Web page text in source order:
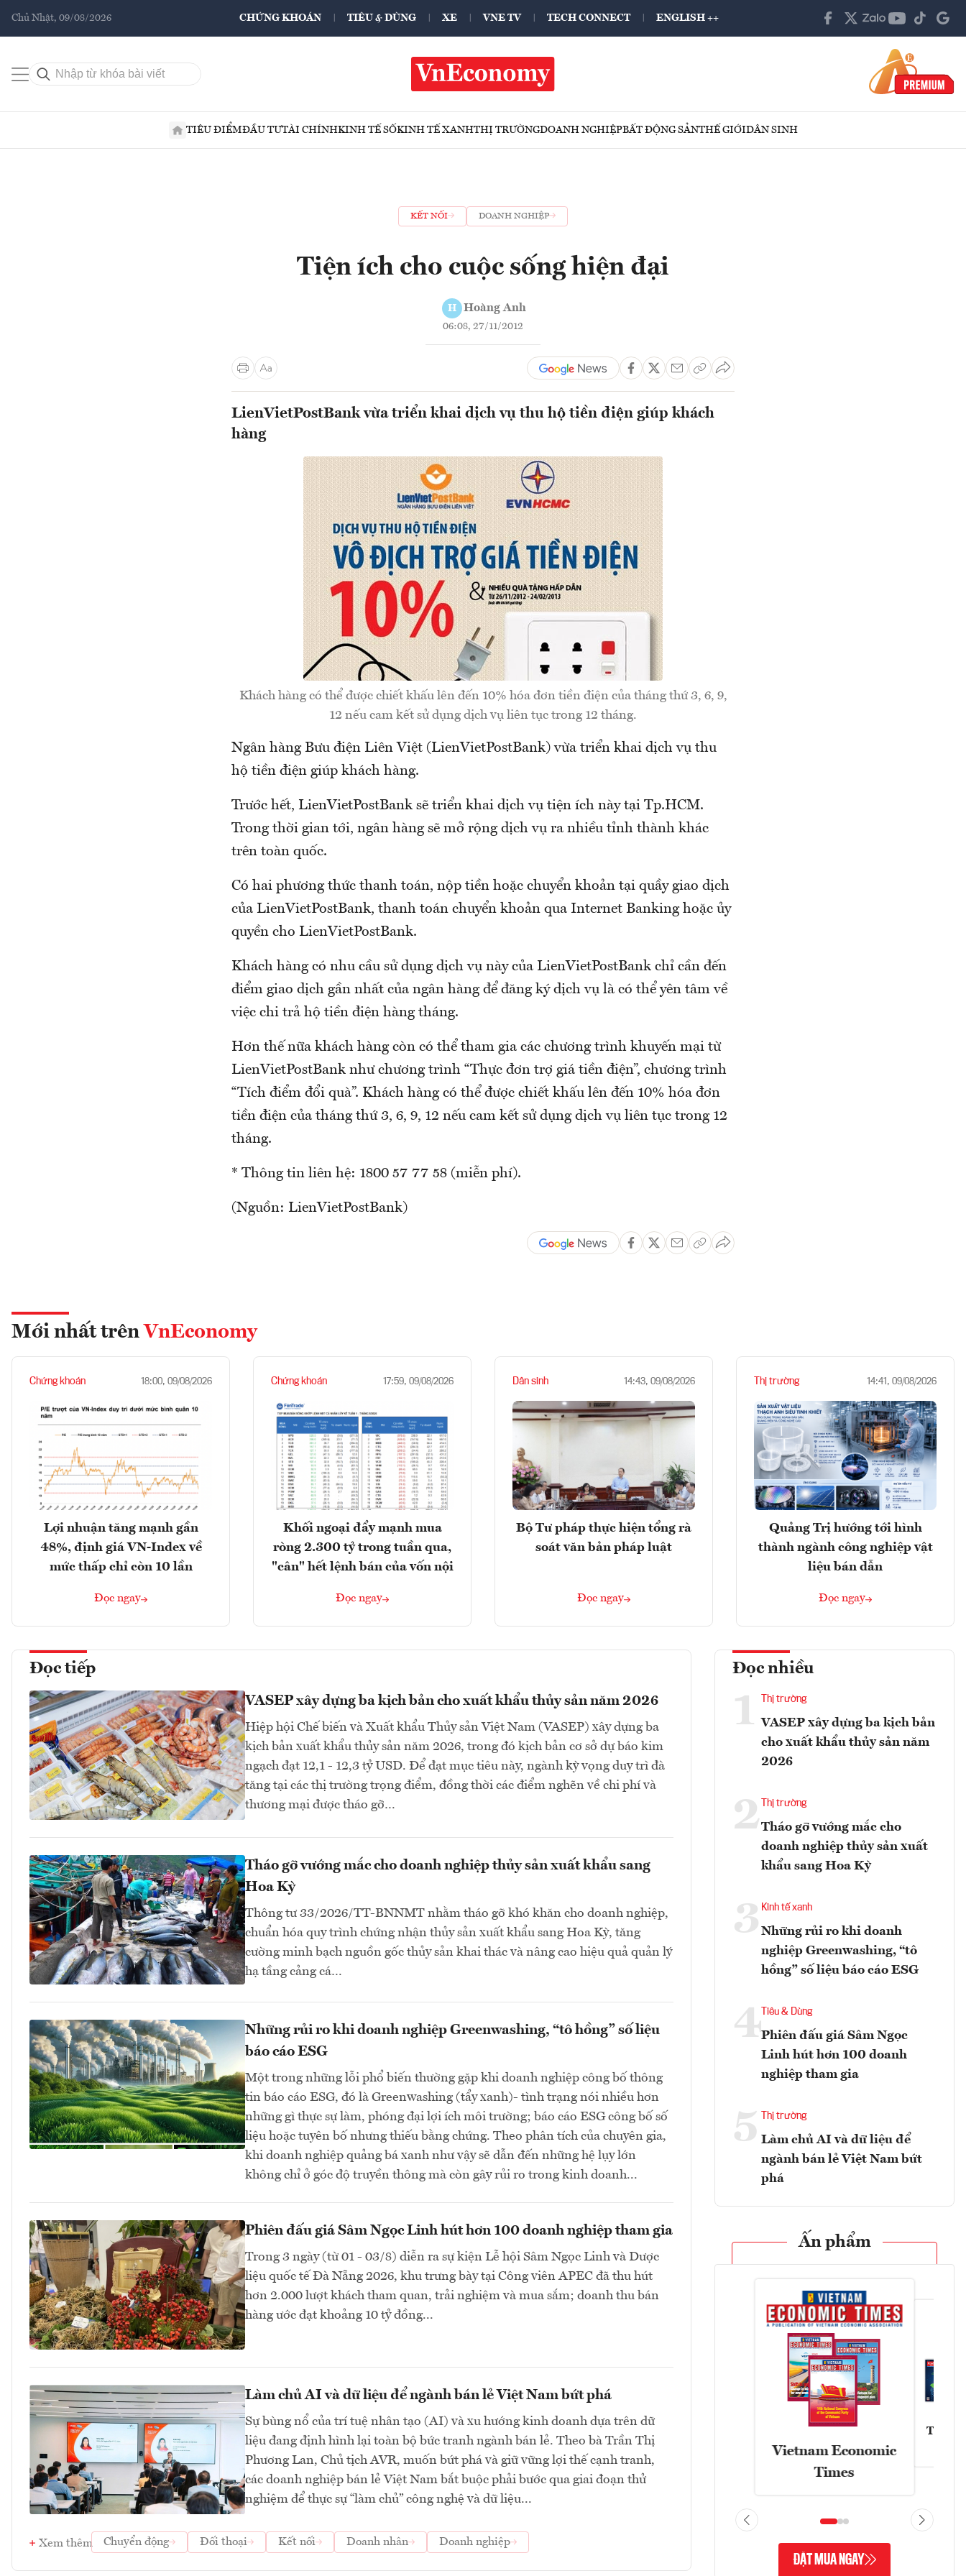
Chủ Nhật, 09/08/2026 CHỨNG KHOÁN TIÊU & DÙNG XE VNE TV TECH CONNECT ENGLISH ++
TIÊU ĐIỂMĐẦU TƯTÀI CHÍNHKINH TẾ SỐKINH TẾ XANHTHỊ TRƯỜNGDOANH NGHIỆPBẤT ĐỘNG SẢNTHẾ GIỚIDÂN SINH
KẾT NỐI DOANH NGHIỆP
Tiện ích cho cuộc sống hiện đại
H Hoàng Anh
06:08, 27/11/2012
LienVietPostBank vừa triển khai dịch vụ thu hộ tiền điện giúp khách
hàng
Khách hàng có thể được chiết khấu lên đến 10% hóa đơn tiền điện của tháng thứ 3, 6, 9,
12 nếu cam kết sử dụng dịch vụ liên tục trong 12 tháng.
Ngân hàng Bưu điện Liên Việt (LienVietPostBank) vừa triển khai dịch vụ thu
hộ tiền điện giúp khách hàng.
Trước hết, LienVietPostBank sẽ triển khai dịch vụ tiện ích này tại Tp.HCM.
Trong thời gian tới, ngân hàng sẽ mở rộng dịch vụ ra nhiều tỉnh thành khác
trên toàn quốc.
Có hai phương thức thanh toán, nộp tiền hoặc chuyển khoản tại quầy giao dịch
của LienVietPostBank, thanh toán chuyển khoản qua Internet Banking hoặc ủy
quyền cho LienVietPostBank.
Khách hàng có nhu cầu sử dụng dịch vụ này của LienVietPostBank chỉ cần đến
điểm giao dịch gần nhất của ngân hàng để đăng ký dịch vụ là có thể yên tâm về
việc chi trả hộ tiền điện hàng tháng.
Hơn thế nữa khách hàng còn có thể tham gia các chương trình khuyến mại từ
LienVietPostBank như chương trình “Thực đơn trợ giá tiền điện”, chương trình
“Tích điểm đổi quà”. Khách hàng có thể được chiết khấu lên đến 10% hóa đơn
tiền điện của tháng thứ 3, 6, 9, 12 nếu cam kết sử dụng dịch vụ liên tục trong 12
tháng.
* Thông tin liên hệ: 1800 57 77 58 (miễn phí).
(Nguồn: LienVietPostBank)
Mới nhất trên VnEconomy
Chứng khoán 18:00, 09/08/2026
Lợi nhuận tăng mạnh gần
48%, định giá VN-Index về
mức thấp chỉ còn 10 lần
Đọc ngay
Chứng khoán 17:59, 09/08/2026
Khối ngoại đẩy mạnh mua
ròng 2.300 tỷ trong tuần qua,
"cân" hết lệnh bán của vốn nội
Đọc ngay
Dân sinh 14:43, 09/08/2026
Bộ Tư pháp thực hiện tổng rà
soát văn bản pháp luật
Đọc ngay
Thị trường 14:41, 09/08/2026
Quảng Trị hướng tới hình
thành ngành công nghiệp vật
liệu bán dẫn
Đọc ngay
Đọc tiếp
VASEP xây dựng ba kịch bản cho xuất khẩu thủy sản năm 2026
Hiệp hội Chế biến và Xuất khẩu Thủy sản Việt Nam (VASEP) xây dựng ba
kịch bản xuất khẩu thủy sản năm 2026, trong đó kịch bản cơ sở dự báo kim
ngạch đạt 12,1 - 12,3 tỷ USD. Để đạt mục tiêu này, ngành kỳ vọng duy trì đà
tăng tại các thị trường trọng điểm, đồng thời các điểm nghẽn về chi phí và
thương mại được tháo gỡ…
Tháo gỡ vướng mắc cho doanh nghiệp thủy sản xuất khẩu sang
Hoa Kỳ
Thông tư 33/2026/TT-BNNMT nhằm tháo gỡ khó khăn cho doanh nghiệp,
chuẩn hóa quy trình chứng nhận thủy sản xuất khẩu sang Hoa Kỳ, tăng
cường minh bạch nguồn gốc thủy sản khai thác và nâng cao hiệu quả quản lý
hạ tầng cảng cá…
Những rủi ro khi doanh nghiệp Greenwashing, “tô hồng” số liệu
báo cáo ESG
Một trong những lỗi phổ biến thường gặp khi doanh nghiệp công bố thông
tin báo cáo ESG, đó là Greenwashing (tẩy xanh)- tình trạng nói nhiều hơn
những gì thực sự làm, phóng đại lợi ích môi trường; báo cáo ESG công bố số
liệu hoặc tuyên bố nhưng thiếu bằng chứng. Theo phân tích của chuyên gia,
khi doanh nghiệp quảng bá xanh như vậy sẽ dẫn đến những hệ lụy lớn
không chỉ ở góc độ truyền thông mà còn gây rủi ro trong kinh doanh...
Phiên đấu giá Sâm Ngọc Linh hút hơn 100 doanh nghiệp tham gia
Trong 3 ngày (từ 01 - 03/8) diễn ra sự kiện Lễ hội Sâm Ngọc Linh và Dược
liệu quốc tế Đà Nẵng 2026, khu trưng bày tại Công viên APEC đã thu hút
hơn 2.000 lượt khách tham quan, trải nghiệm và mua sắm; doanh thu bán
hàng ước đạt khoảng 10 tỷ đồng...
Làm chủ AI và dữ liệu để ngành bán lẻ Việt Nam bứt phá
Sự bùng nổ của trí tuệ nhân tạo (AI) và xu hướng kinh doanh dựa trên dữ
liệu đang định hình lại toàn bộ bức tranh ngành bán lẻ. Theo bà Trần Thị
Phương Lan, Chủ tịch AVR, muốn bứt phá và giữ vững lợi thế cạnh tranh,
các doanh nghiệp bán lẻ Việt Nam bắt buộc phải bước qua giai đoạn thử
nghiệm để thực sự “làm chủ” công nghệ và dữ liệu...
Xem thêm Chuyển động Đối thoại Kết nối Doanh nhân Doanh nghiệp
Đọc nhiều
1 Thị trường
VASEP xây dựng ba kịch bản
cho xuất khẩu thủy sản năm
2026
2 Thị trường
Tháo gỡ vướng mắc cho
doanh nghiệp thủy sản xuất
khẩu sang Hoa Kỳ
3 Kinh tế xanh
Những rủi ro khi doanh
nghiệp Greenwashing, “tô
hồng” số liệu báo cáo ESG
4 Tiêu & Dùng
Phiên đấu giá Sâm Ngọc
Linh hút hơn 100 doanh
nghiệp tham gia
5 Thị trường
Làm chủ AI và dữ liệu để
ngành bán lẻ Việt Nam bứt
phá
Ấn phẩm
Vietnam Economic
Times
Tạp
ĐẶT MUA NGAY